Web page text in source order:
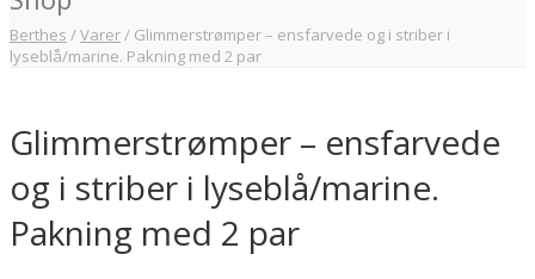
Berthes /Varer/ Glimmerstrømper – ensfarvede og i striber i
lyseblå/marine. Pakning med 2 par
Glimmerstrømper – ensfarvede
og i striber i lyseblå/marine.
Pakning med 2 par